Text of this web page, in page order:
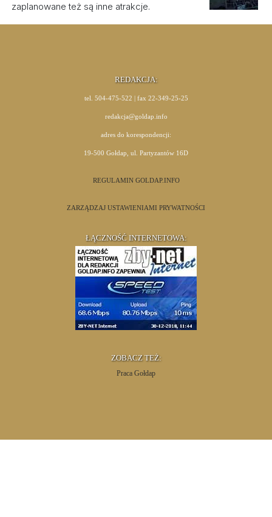
zaplanowane też są inne atrakcje.
REDAKCJA:
tel. 504-475-522 | fax 22-349-25-25
redakcja@goldap.info
adres do korespondencji:
19-500 Gołdap, ul. Partyzantów 16D
REGULAMIN GOLDAP.INFO
ZARZĄDZAJ USTAWIENIAMI PRYWATNOŚCI
ŁĄCZNOŚĆ INTERNETOWA:
ZOBACZ TEŻ:
Praca Gołdap